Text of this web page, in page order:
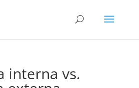
interna vs.